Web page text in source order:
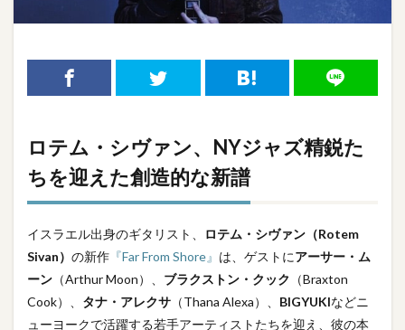
ロテム・シヴァン、NYジャズ精鋭た
ちを迎えた創造的な新譜
イスラエル出身のギタリスト、
ロテム・シヴァン（Rotem
Sivan） の新作 『Far From Shore』 は、ゲストにアーサー・ム
ーン （Arthur Moon）、 ブラクストン・クック
（Braxton
Cook）、 タナ・アレクサ （Thana Alexa）、 BIGYUKIなどニ
ューヨークで活躍する若手アーティストたちを迎え、彼の本